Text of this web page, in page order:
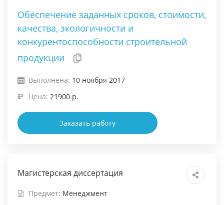
Обеспечение заданных сроков, стоимости,
качества, экологичности и
конкурентоспособности строительной
продукции
Выполнена: 10 ноября 2017
Цена: 21900 р.
Заказать работу
Магистерская диссертация
Предмет: Менеджмент